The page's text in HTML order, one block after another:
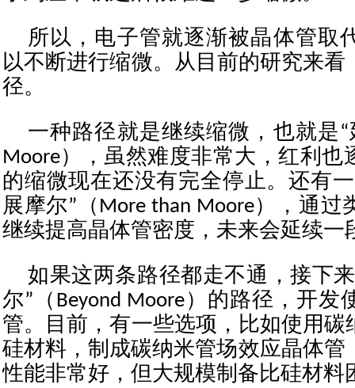
所以，电子管就逐渐被晶体管取
以不断进行缩微。从目前的研究来看
径。
一种路径就是继续缩微，也就是“
Moore），虽然难度非常大，红利也
的缩微现在还没有完全停止。还有
展摩尔”（More than Moore），通
继续提高晶体管密度，未来会延续一
如果这两条路径都走不通，接下
尔”（Beyond Moore）的路径，开发
管。目前，有一些选项，比如使用碳
硅材料，制成碳纳米管场效应晶体管
性能非常好，但大规模制备比硅材料